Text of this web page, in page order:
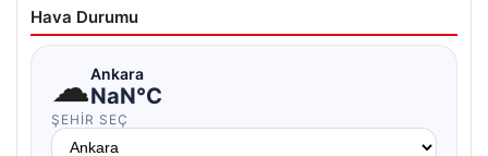
Hava Durumu
☁Ankara
NaN°C
ŞEHIR SEÇ